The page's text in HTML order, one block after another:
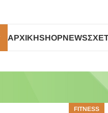
ΑΡΧΙΚΉSHOPNEWS
FITNESS